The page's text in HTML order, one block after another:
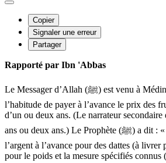
Copier
Signaler une erreur
Partager
Rapporté par Ibn 'Abbas
Le Messager d’Allah (ﷺ) est venu à Médine et les gens avaient
l’habitude de payer à l’avance le prix des
d’un ou deux ans. (Le narrateur secondaire
ans ou deux ans.) Le Prophète (ﷺ) a dit : « Celui qui paie de
l’argent à l’avance pour des dattes (à
pour le poids et la mesure spécifiés connus